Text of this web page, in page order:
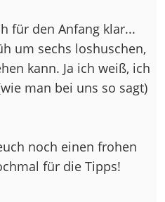
für den Anfang klar...
um sechs loshuschen,
kann. Ja ich weiß, ich
man bei uns so sagt)
noch einen frohen
für die Tipps!